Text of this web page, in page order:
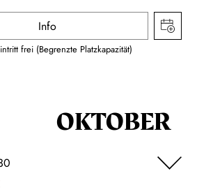
Info
frei (Begrenzte Platzkapazität)
OKTOBER